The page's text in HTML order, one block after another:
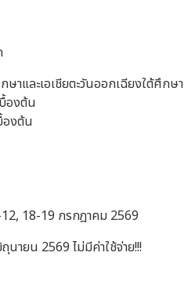
าและเอเชียตะวันออกเฉียงใต้ศึกษา
องต้น
องต้น
18-19 กรกฎาคม 2569
ายน 2569 ไม่มีค่าใช้จ่าย!!!